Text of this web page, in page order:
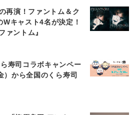
再演！ファントム＆ク
Wキャスト4名が決定！
ァントム』
ら寿司コラボキャンペー
）から全国のくら寿司